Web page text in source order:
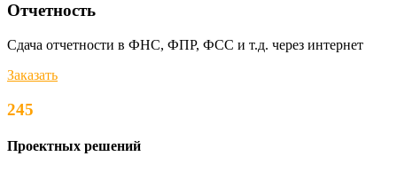
Отчетность
Сдача отчетности в ФНС, ФПР, ФСС и т.д. через интернет
Заказать
245
Проектных решений